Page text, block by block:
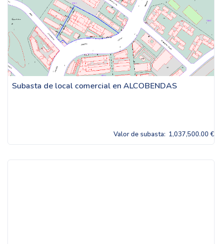
Subasta de local comercial en ALCOBENDAS
Valor de subasta: 1,037,500.00 €